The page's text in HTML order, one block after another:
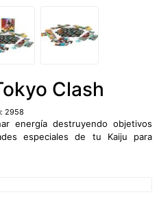
Clash
2958
energía destruyendo objetivos
especiales de tu Kaiju para